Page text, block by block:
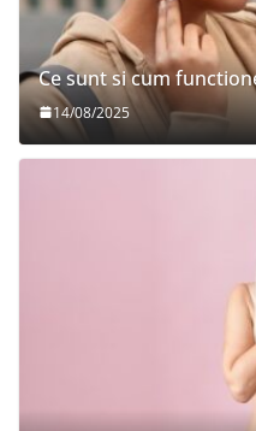
Ce sunt si cum
14/08/2025